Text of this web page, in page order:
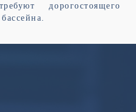
дорогостоящего